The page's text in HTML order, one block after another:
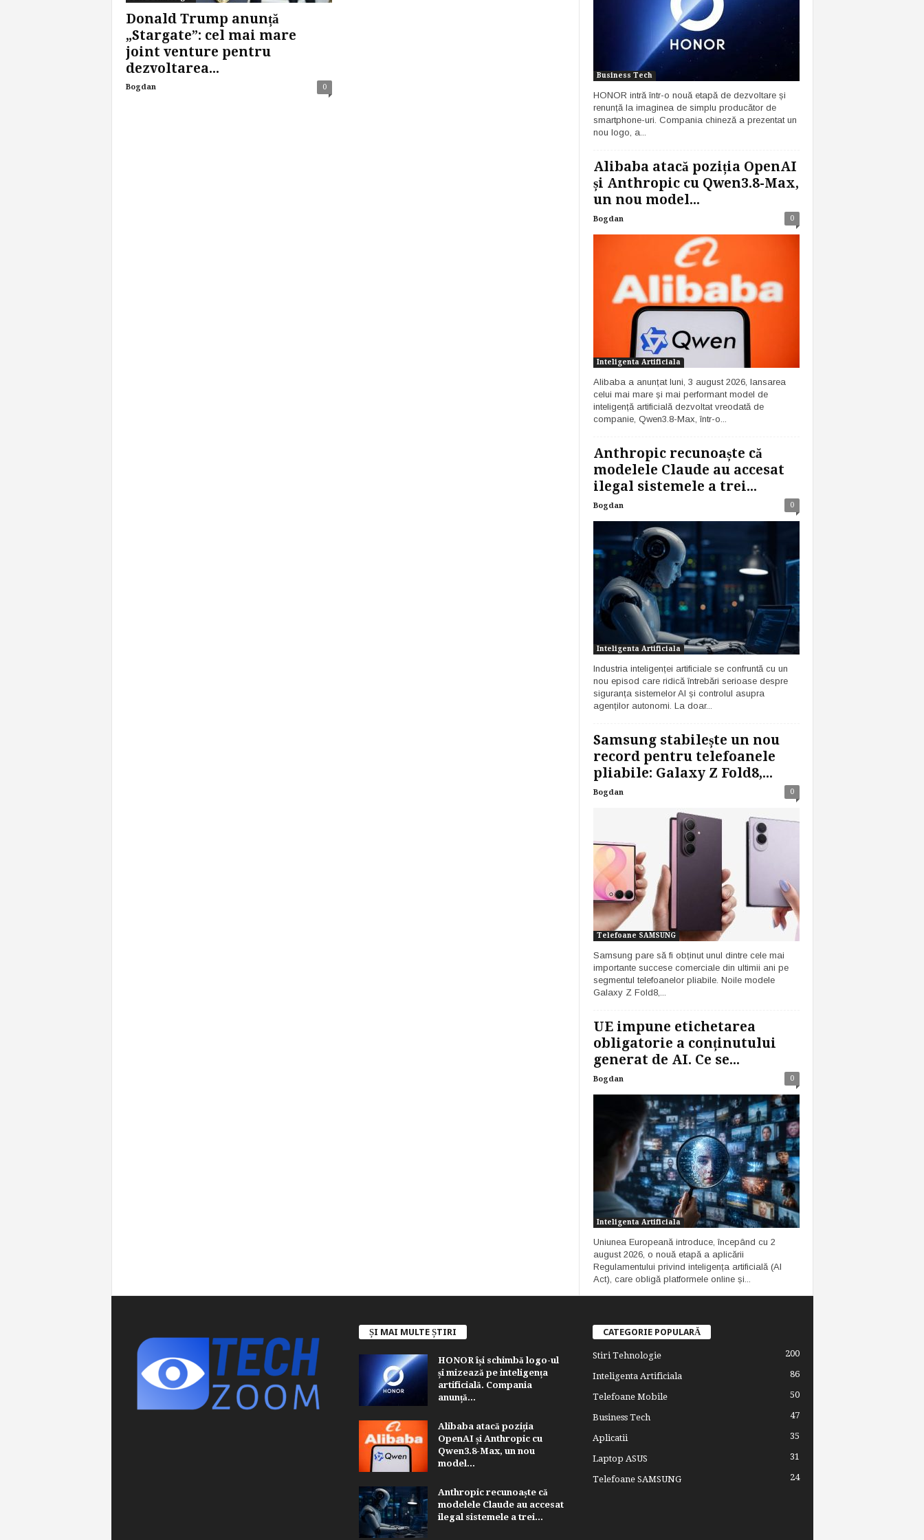
Donald Trump anunță
„Stargate”: cel mai mare
joint venture pentru
dezvoltarea...
Bogdan 0
Business Tech
HONOR intră într-o nouă etapă de dezvoltare și
renunță la imaginea de simplu producător de
smartphone-uri. Compania chineză a prezentat un
nou logo, a...
Alibaba atacă poziția OpenAI
și Anthropic cu Qwen3.8-Max,
un nou model...
Bogdan 0
Inteligenta Artificiala
Alibaba a anunțat luni, 3 august 2026, lansarea
celui mai mare și mai performant model de
inteligență artificială dezvoltat vreodată de
companie, Qwen3.8-Max, într-o...
Anthropic recunoaște că
modelele Claude au accesat
ilegal sistemele a trei...
Bogdan 0
Inteligenta Artificiala
Industria inteligenței artificiale se confruntă cu un
nou episod care ridică întrebări serioase despre
siguranța sistemelor AI și controlul asupra
agenților autonomi. La doar...
Samsung stabilește un nou
record pentru telefoanele
pliabile: Galaxy Z Fold8,...
Bogdan 0
Telefoane SAMSUNG
Samsung pare să fi obținut unul dintre cele mai
importante succese comerciale din ultimii ani pe
segmentul telefoanelor pliabile. Noile modele
Galaxy Z Fold8,...
UE impune etichetarea
obligatorie a conținutului
generat de AI. Ce se...
Bogdan 0
Inteligenta Artificiala
Uniunea Europeană introduce, începând cu 2
august 2026, o nouă etapă a aplicării
Regulamentului privind inteligența artificială (AI
Act), care obligă platformele online și...
ȘI MAI MULTE ȘTIRI
HONOR își schimbă logo-ul
și mizează pe inteligența
artificială. Compania
anunță...
Alibaba atacă poziția
OpenAI și Anthropic cu
Qwen3.8-Max, un nou
model...
Anthropic recunoaște că
modelele Claude au accesat
ilegal sistemele a trei...
CATEGORIE POPULARĂ
Stiri Tehnologie 200
Inteligenta Artificiala 86
Telefoane Mobile 50
Business Tech 47
Aplicatii 35
Laptop ASUS 31
Telefoane SAMSUNG 24